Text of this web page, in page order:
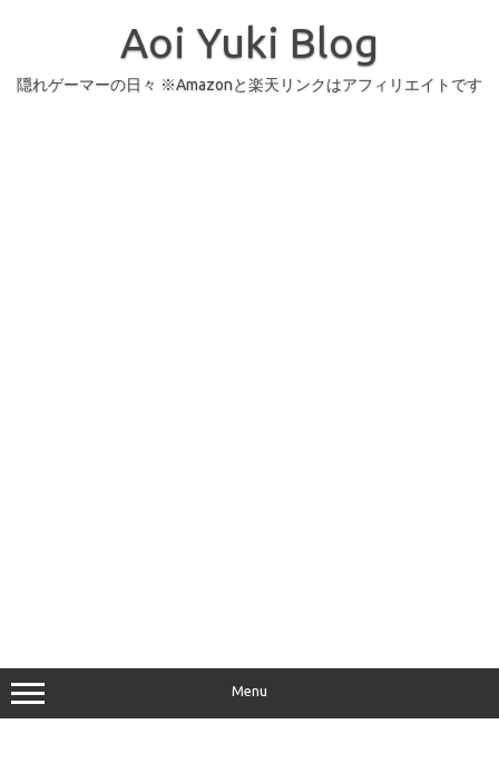
Aoi Yuki Blog
隠れゲーマーの日々 ※Amazonと楽天リンクはアフィリエイトです
Menu